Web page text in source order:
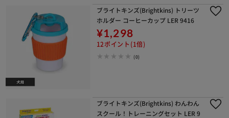
ブライトキンズ(Brightkins) トリーツ
ホルダー コーヒーカップ LER 9416
¥1,298
12ポイント(1倍)
(0)
ブライトキンズ(Brightkins) わんわん
スクール！トレーニングセット LER 9